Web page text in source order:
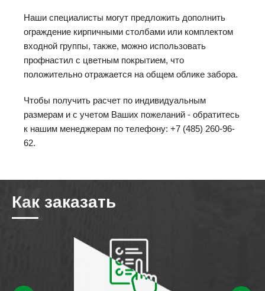
ВИШНЯ
СВЕТЛОЕ ДЕРЕВО
Наши специалисты могут предложить дополнить
ограждение кирпичными столбами или комплектом
входной группы, также, можно использовать
профнастил с цветным покрытием, что
положительно отражается на общем облике забора.
Чтобы получить расчет по индивидуальным
размерам и с учетом Ваших пожеланий - обратитесь
к нашим менеджерам по телефону: +7 (485) 260-96-
62.
Как заказать